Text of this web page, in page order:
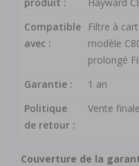
Compatible
avec :
Filtre à
modèle
prolongé
Garantie :
1 an
Politique
de retour :
Vente finale
Couverture de la